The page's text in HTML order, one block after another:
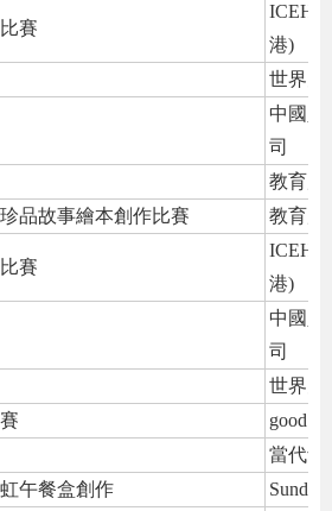
賽
ICEHK
港)
世界兒
中國人
司
教育局
品故事繪本創作比賽
教育局
賽
ICEHK
港)
中國人
司
世界兒
good
當代青
午餐盒創作
Sunday